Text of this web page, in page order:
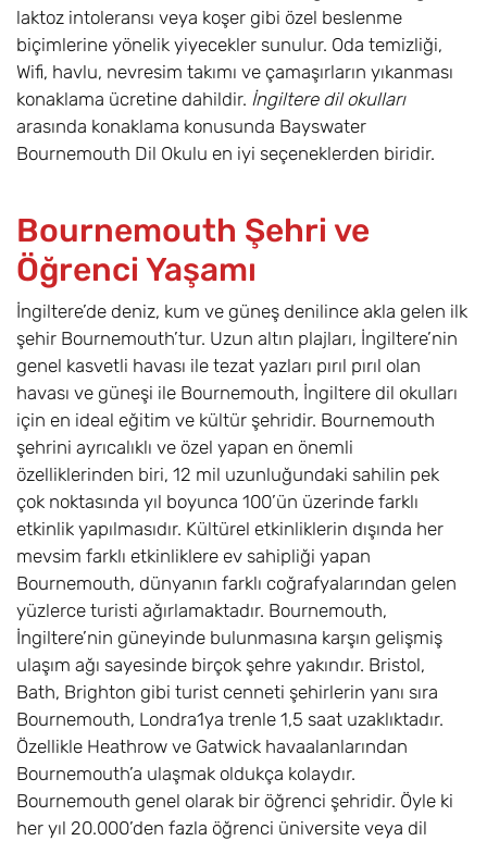
laktoz intoleransı veya koşer gibi özel beslenme
biçimlerine yönelik yiyecekler sunulur. Oda temizliği,
Wifi, havlu, nevresim takımı ve çamaşırların yıkanması
konaklama ücretine dahildir. İngiltere dil okulları
arasında konaklama konusunda Bayswater
Bournemouth Dil Okulu en iyi seçeneklerden biridir.
Bournemouth Şehri ve
Öğrenci Yaşamı
İngiltere’de deniz, kum ve güneş denilince akla gelen ilk
şehir Bournemouth’tur. Uzun altın plajları, İngiltere’nin
genel kasvetli havası ile tezat yazları pırıl pırıl olan
havası ve güneşi ile Bournemouth, İngiltere dil okulları
için en ideal eğitim ve kültür şehridir. Bournemouth
şehrini ayrıcalıklı ve özel yapan en önemli
özelliklerinden biri, 12 mil uzunluğundaki sahilin pek
çok noktasında yıl boyunca 100’ün üzerinde farklı
etkinlik yapılmasıdır. Kültürel etkinliklerin dışında her
mevsim farklı etkinliklere ev sahipliği yapan
Bournemouth, dünyanın farklı coğrafyalarından gelen
yüzlerce turisti ağırlamaktadır. Bournemouth,
İngiltere’nin güneyinde bulunmasına karşın gelişmiş
ulaşım ağı sayesinde birçok şehre yakındır. Bristol,
Bath, Brighton gibi turist cenneti şehirlerin yanı sıra
Bournemouth, Londra1ya trenle 1,5 saat uzaklıktadır.
Özellikle Heathrow ve Gatwick havaalanlarından
Bournemouth’a ulaşmak oldukça kolaydır.
Bournemouth genel olarak bir öğrenci şehridir. Öyle ki
her yıl 20.000’den fazla öğrenci üniversite veya dil